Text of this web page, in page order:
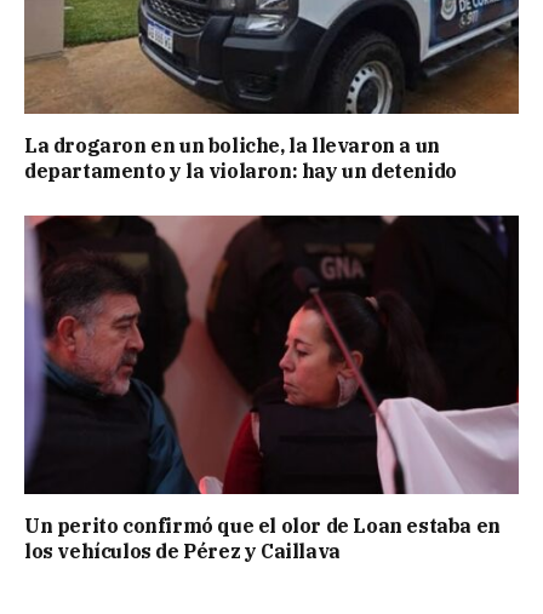
La drogaron en un boliche, la llevaron a un
departamento y la violaron: hay un detenido
Un perito confirmó que el olor de Loan estaba en
los vehículos de Pérez y Caillava